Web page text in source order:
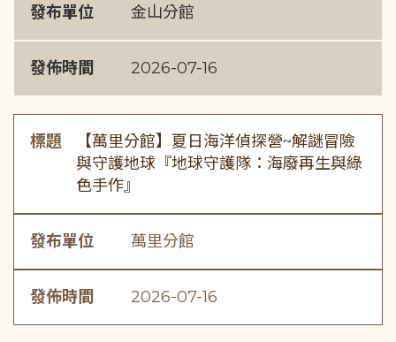
發布單位 金山分館
發佈時間 2026-07-16
標題
【萬里分館】夏日海洋偵探營~解謎冒險
與守護地球『地球守護隊：海廢再生與綠
色手作』
發布單位 萬里分館
發佈時間 2026-07-16